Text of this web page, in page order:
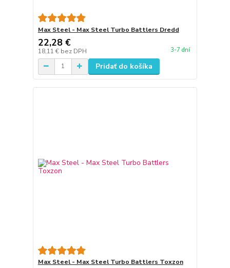
Max Steel - Max Steel Turbo Battlers Dredd
22,28 €
18,11 € bez DPH 3-7 dní
Pridať do košíka
Max Steel - Max Steel Turbo Battlers Toxzon